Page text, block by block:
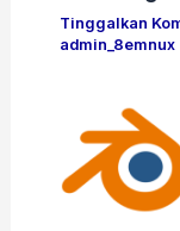
Tinggalkan
admin_8emnux